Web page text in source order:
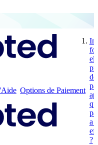
Options de Paiement
de
a
?